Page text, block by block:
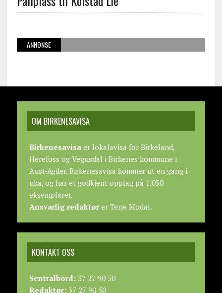
ANNONSE
OM BIRKENESAVISA
Birkenesavisaer lokalavisa for Birkeland,
Herefoss og Vegusdal i Birkenes kommune i
Aust-Agder. Birkenesavisa kommer ut en gang i
uka, og har et godkjent opplag på 1.030
eksemplarer.
Ansvarlig redaktører Terje Modal.
KONTAKT OSS
Sentralbord:37 27 90 50
Redaktør:37 27 90 50